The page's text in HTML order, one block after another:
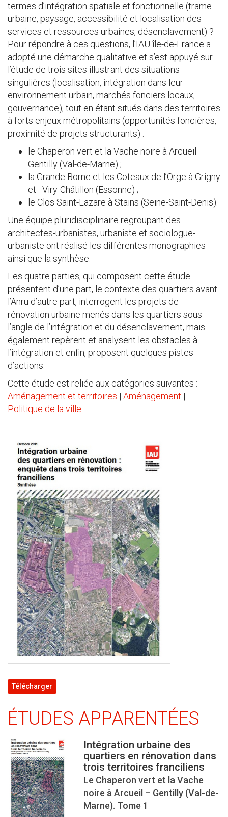
termes d’intégration spatiale et fonctionnelle (trame
urbaine, paysage, accessibilité et localisation des
services et ressources urbaines, désenclavement) ?
Pour répondre à ces questions, l’IAU île-de-France a
adopté une démarche qualitative et s’est appuyé sur
l’étude de trois sites illustrant des situations
singulières (localisation, intégration dans leur
environnement urbain, marchés fonciers locaux,
gouvernance), tout en étant situés dans des territoires
à forts enjeux métropolitains (opportunités foncières,
proximité de projets structurants) :
le Chaperon vert et la Vache noire à Arcueil –
Gentilly (Val-de-Marne) ;
la Grande Borne et les Coteaux de l’Orge à Grigny
et Viry-Châtillon (Essonne) ;
le Clos Saint-Lazare à Stains (Seine-Saint-Denis).
Une équipe pluridisciplinaire regroupant des
architectes-urbanistes, urbaniste et sociologue-
urbaniste ont réalisé les différentes monographies
ainsi que la synthèse.
Les quatre parties, qui composent cette étude
présentent d’une part, le contexte des quartiers avant
l’Anru d’autre part, interrogent les projets de
rénovation urbaine menés dans les quartiers sous
l’angle de l’intégration et du désenclavement, mais
également repèrent et analysent les obstacles à
l’intégration et enfin, proposent quelques pistes
d’actions.
Cette étude est reliée aux catégories suivantes :
Aménagement et territoires | Aménagement |
Politique de la ville
Télécharger
ÉTUDES APPARENTÉES
Intégration urbaine des
quartiers en rénovation dans
trois territoires franciliens
Le Chaperon vert et la Vache
noire à Arcueil – Gentilly (Val-de-
Marne). Tome 1